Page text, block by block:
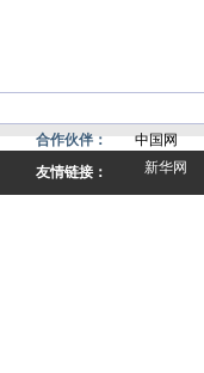
合作伙伴：
中国网
友情链接：
新华网